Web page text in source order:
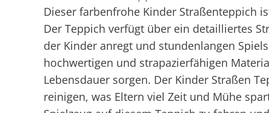
Dieser farbenfrohe Kinder Straßenteppich
Der Teppich verfügt über ein detailliertes
der Kinder anregt und stundenlangen
hochwertigen und strapazierfähigen
Lebensdauer sorgen. Der Kinder Straßen
reinigen, was Eltern viel Zeit und Mühe